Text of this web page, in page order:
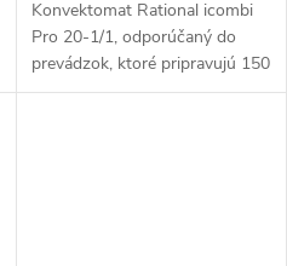
Konvektomat Rational icombi
Pro 20-1/1, odporúčaný do
prevádzok, ktoré pripravujú 150
až 300 porcií.